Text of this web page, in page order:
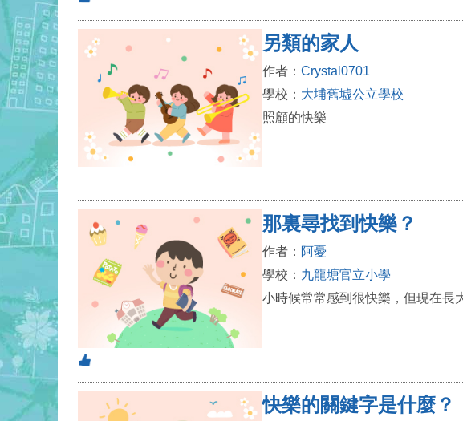
另類的家人
作者： Crystal0701
學校： 大埔舊墟公立學校
照顧的快樂
那裏尋找到快樂？
作者： 阿憂
學校： 九龍塘官立小學
小時候常常感到很快樂，但現在長
快樂的關鍵字是什麼？